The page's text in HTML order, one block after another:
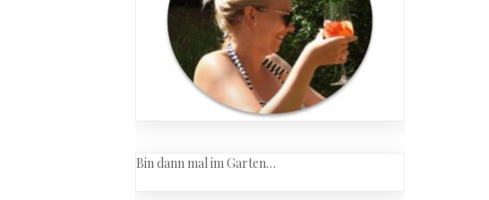
Bin dann mal im Garten…